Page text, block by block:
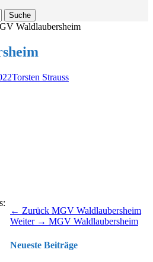
Waldlaubersheim
Autor
Torsten Strauss
← Zurück Vorhergehender
Beitrag:
MGV Waldlaubersheim
Weiter → Nächster
MGV Waldlaubersheim
Neueste Beiträge